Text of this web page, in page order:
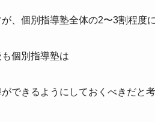
、個別指導塾全体の2〜3割程度
個別指導塾は
できるようにしておくべきだと考